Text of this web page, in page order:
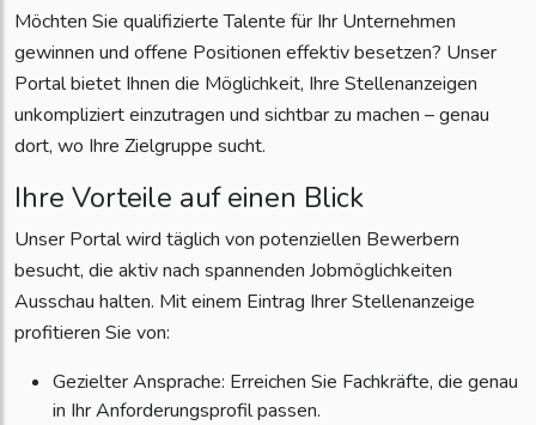
Möchten Sie qualifizierte Talente für Ihr Unternehmen
gewinnen und offene Positionen effektiv besetzen? Unser
Portal bietet Ihnen die Möglichkeit, Ihre Stellenanzeigen
unkompliziert einzutragen und sichtbar zu machen – genau
dort, wo Ihre Zielgruppe sucht.
Ihre Vorteile auf einen Blick
Unser Portal wird täglich von potenziellen Bewerbern
besucht, die aktiv nach spannenden Jobmöglichkeiten
Ausschau halten. Mit einem Eintrag Ihrer Stellenanzeige
profitieren Sie von:
Gezielter Ansprache: Erreichen Sie Fachkräfte, die genau
in Ihr Anforderungsprofil passen.